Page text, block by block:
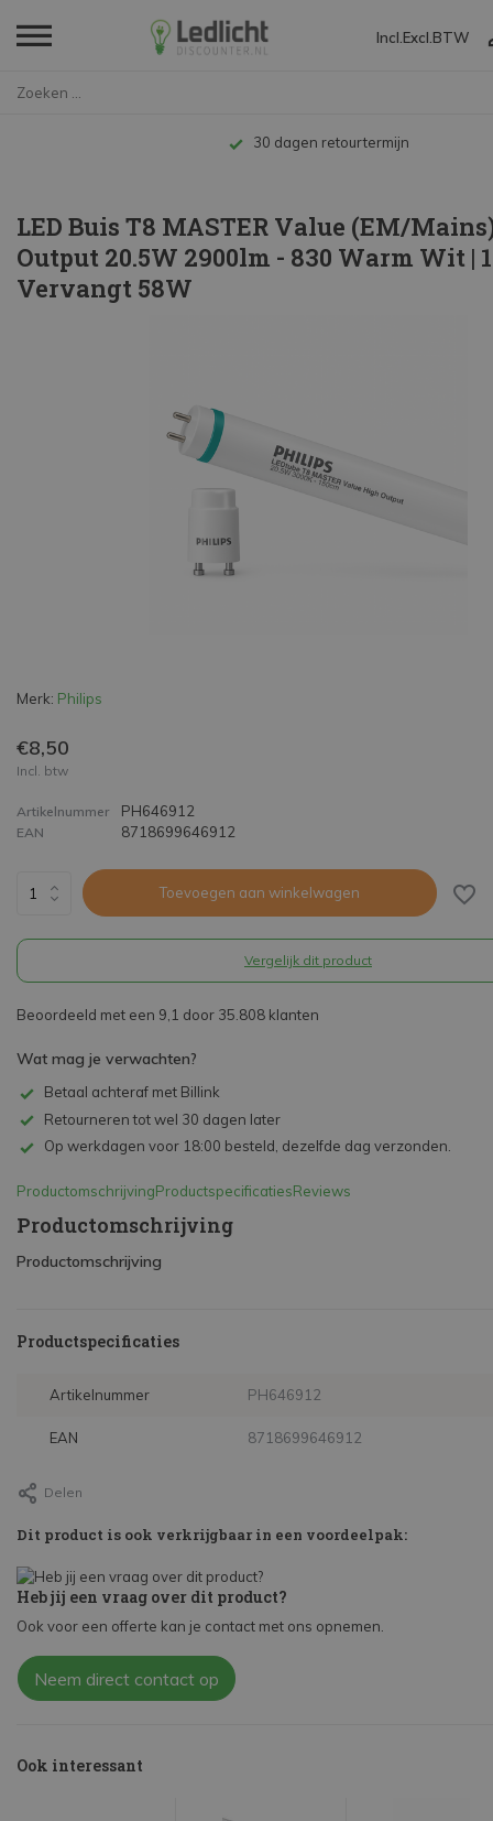
Incl. Excl. BTW
Tot 10 jaar garantie
LED Buis T8 MASTER Value (EM/
Output 20.5W 2900lm - 830 Warm Wit |
Vervangt 58W
Merk: Philips
€8,50
Incl. btw
Artikelnummer PH646912
EAN 8718699646912
Toevoegen aan winkelwagen
Vergelijk dit product
Beoordeeld met een 9,1 door 35.808 klanten
Wat mag je verwachten?
Betaal achteraf met Billink
Retourneren tot wel 30 dagen later
Op werkdagen voor 18:00 besteld, dezelfde dag verzonden.
ProductomschrijvingProductspecificatiesReviews
Productomschrijving
Productomschrijving
Productspecificaties
Artikelnummer PH646912
EAN 8718699646912
Delen
Dit product is ook verkrijgbaar in een voordeelpak:
Heb jij een vraag over dit product?
Ook voor een offerte kan je contact met ons opnemen.
Neem direct contact op
Ook interessant